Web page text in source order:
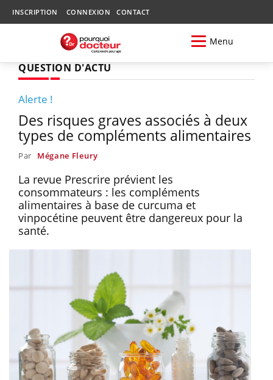
INSCRIPTION CONNEXION CONTACT
Menu
QUESTION D'ACTU
Alerte !
Des risques graves associés à deux
types de compléments alimentaires
Par Mégane Fleury
La revue Prescrire prévient les
consommateurs : les compléments
alimentaires à base de curcuma et
vinpocétine peuvent être dangereux pour la
santé.